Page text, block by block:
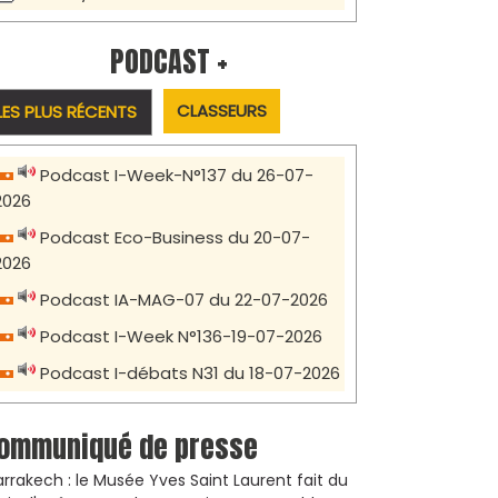
PODCAST +
PLUS RÉCENTS CLASSEURS
Podcast I-Week-N°137 du 26-07-
Podcast Eco-Business du 20-07-
Podcast IA-MAG-07 du 22-07-2026
Podcast I-Week N°136-19-07-2026
Podcast I-débats N31 du 18-07-2026
de presse
: le Musée Yves Saint Laurent fait du